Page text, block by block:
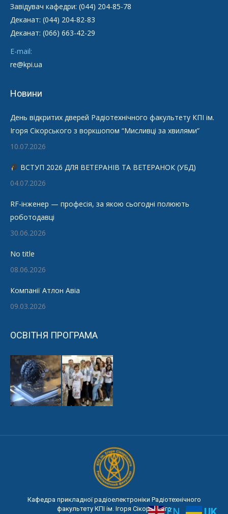
Завідувач кафедри: (044) 204-85-78
Деканат: (044) 204-82-83
Деканат: (066) 663-42-29
E-mail:
re@kpi.ua
Новини
День відкритих дверей Радіотехнічного факультету КПІ ім.
Ігоря Сікорського з воркшопом “Мисливці за хвилями”
10.07.2026
ВСТУП 2026 ДЛЯ ВЕТЕРАНІВ ТА ВЕТЕРАНОК (УБД)
04.07.2026
RF-інженер — професія, за якою сьогодні полюють
роботодавці
30.06.2026
No title
08.06.2026
Компанії Атлон Авіа
09.03.2026
ОСВІТНЯ ПРОГРАМА
Кафедра прикладної радіоелектроніки Радіотехнічного
факультету КПІ ім. Ігоря Сікорського